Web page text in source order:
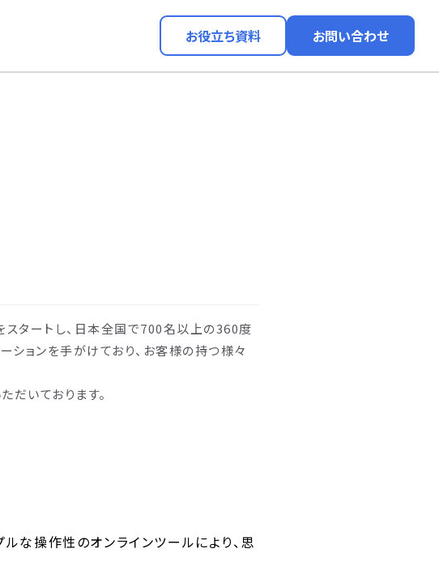
お役立ち資料 お問い合わせ
タートし、日本全国で700名以上の360度
ションを手がけており、お客様の持つ様々
いております。
な操作性のオンラインツールにより、思